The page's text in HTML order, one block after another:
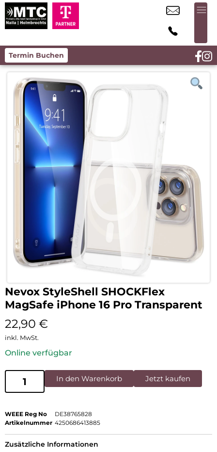
Termin Buchen
Nevox StyleShell SHOCKFlex
MagSafe iPhone 16 Pro Transparent
22,90 €
inkl. MwSt.
Online verfügbar
In den Warenkorb Jetzt kaufen
WEEE Reg No
DE38765828
Artikelnummer 4250686413885
Zusätzliche Informationen